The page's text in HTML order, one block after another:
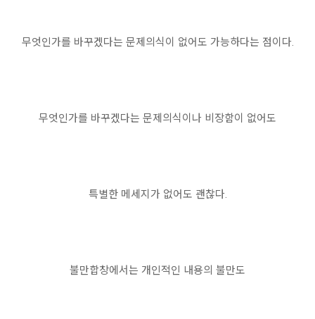
무엇인가를 바꾸겠다는 문제의식이 없어도 가능하다는 점이다.
무엇인가를 바꾸겠다는 문제의식이나 비장함이 없어도
특별한 메세지가 없어도 괜찮다.
불만합창에서는 개인적인 내용의 불만도